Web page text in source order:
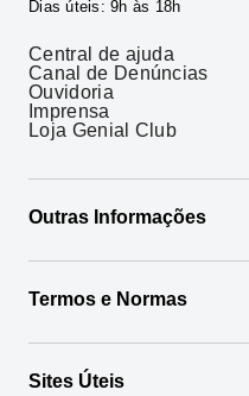
Dias úteis: 9h às 18h
Central de ajuda
Canal de Denúncias
Ouvidoria
Imprensa
Loja Genial Club
Outras Informações
Google News
Os Mais Buscados
Administração Fiduciária
Custos e tarifas
RLP
Termos e Normas
Termos de Uso
Sites Úteis